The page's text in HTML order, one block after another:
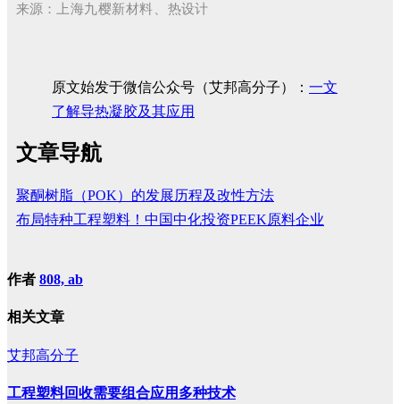
来源： 上海九樱新材料、 热设计
原文始发于微信公众号（艾邦高分子）： 一文
了解导热凝胶及其应用
文章导航
​聚酮树脂（POK）的发展历程及改性方法
布局特种工程塑料！中国中化投资PEEK原料企业
作者 808, ab
相关文章
艾邦高分子
工程塑料回收需要组合应用多种技术